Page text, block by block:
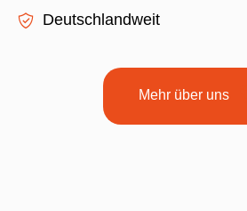
Deutschlandweit
Mehr über uns